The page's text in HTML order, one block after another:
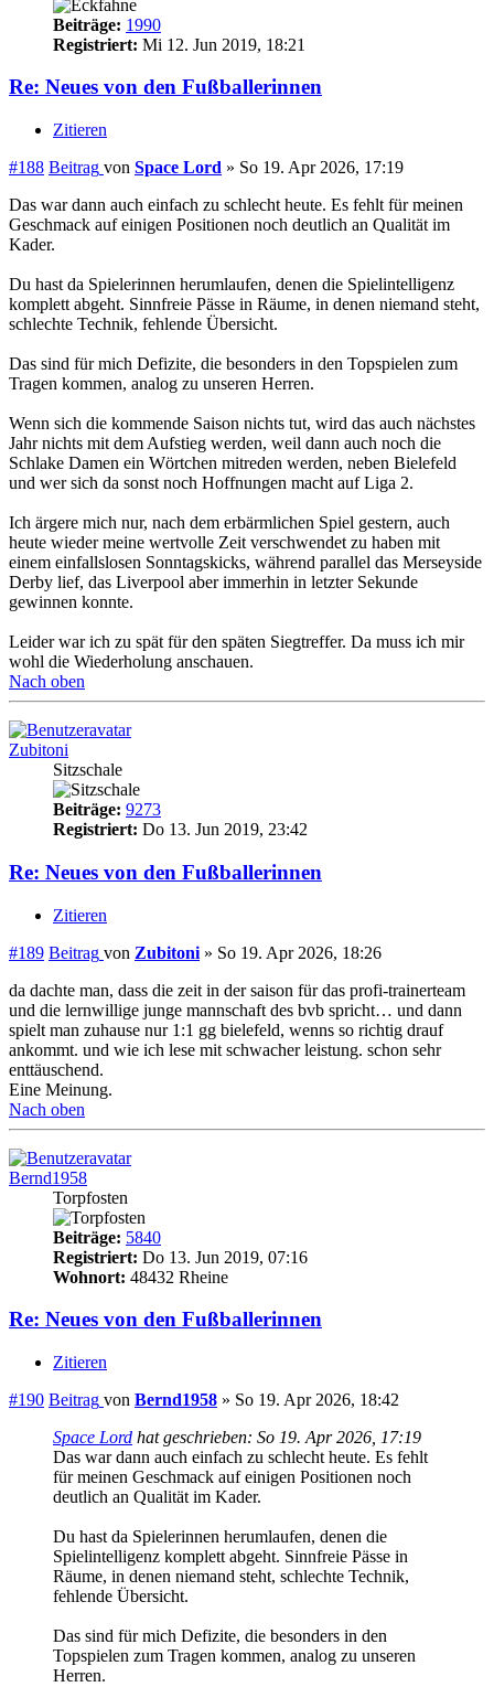
Beiträge: 1990
Registriert: Mi 12. Jun 2019, 18:21
Re: Neues von den Fußballerinnen
Zitieren
#188 Beitrag von Space Lord » So 19. Apr 2026, 17:19
Das war dann auch einfach zu schlecht heute. Es fehlt für meinen
Geschmack auf einigen Positionen noch deutlich an Qualität im
Kader.
Du hast da Spielerinnen herumlaufen, denen die Spielintelligenz
komplett abgeht. Sinnfreie Pässe in Räume, in denen niemand steht,
schlechte Technik, fehlende Übersicht.
Das sind für mich Defizite, die besonders in den Topspielen zum
Tragen kommen, analog zu unseren Herren.
Wenn sich die kommende Saison nichts tut, wird das auch nächstes
Jahr nichts mit dem Aufstieg werden, weil dann auch noch die
Schlake Damen ein Wörtchen mitreden werden, neben Bielefeld
und wer sich da sonst noch Hoffnungen macht auf Liga 2.
Ich ärgere mich nur, nach dem erbärmlichen Spiel gestern, auch
heute wieder meine wertvolle Zeit verschwendet zu haben mit
einem einfallslosen Sonntagskicks, während parallel das Merseyside
Derby lief, das Liverpool aber immerhin in letzter Sekunde
gewinnen konnte.
Leider war ich zu spät für den späten Siegtreffer. Da muss ich mir
wohl die Wiederholung anschauen.
Nach oben
Zubitoni
Sitzschale
Beiträge: 9273
Registriert: Do 13. Jun 2019, 23:42
Re: Neues von den Fußballerinnen
Zitieren
#189 Beitrag von Zubitoni » So 19. Apr 2026, 18:26
da dachte man, dass die zeit in der saison für das profi-trainerteam
und die lernwillige junge mannschaft des bvb spricht… und dann
spielt man zuhause nur 1:1 gg bielefeld, wenns so richtig drauf
ankommt. und wie ich lese mit schwacher leistung. schon sehr
enttäuschend.
Eine Meinung.
Nach oben
Bernd1958
Torpfosten
Beiträge: 5840
Registriert: Do 13. Jun 2019, 07:16
Wohnort: 48432 Rheine
Re: Neues von den Fußballerinnen
Zitieren
#190 Beitrag von Bernd1958 » So 19. Apr 2026, 18:42
Space Lord hat geschrieben: So 19. Apr 2026, 17:19
Das war dann auch einfach zu schlecht heute. Es fehlt
für meinen Geschmack auf einigen Positionen noch
deutlich an Qualität im Kader.
Du hast da Spielerinnen herumlaufen, denen die
Spielintelligenz komplett abgeht. Sinnfreie Pässe in
Räume, in denen niemand steht, schlechte Technik,
fehlende Übersicht.
Das sind für mich Defizite, die besonders in den
Topspielen zum Tragen kommen, analog zu unseren
Herren.